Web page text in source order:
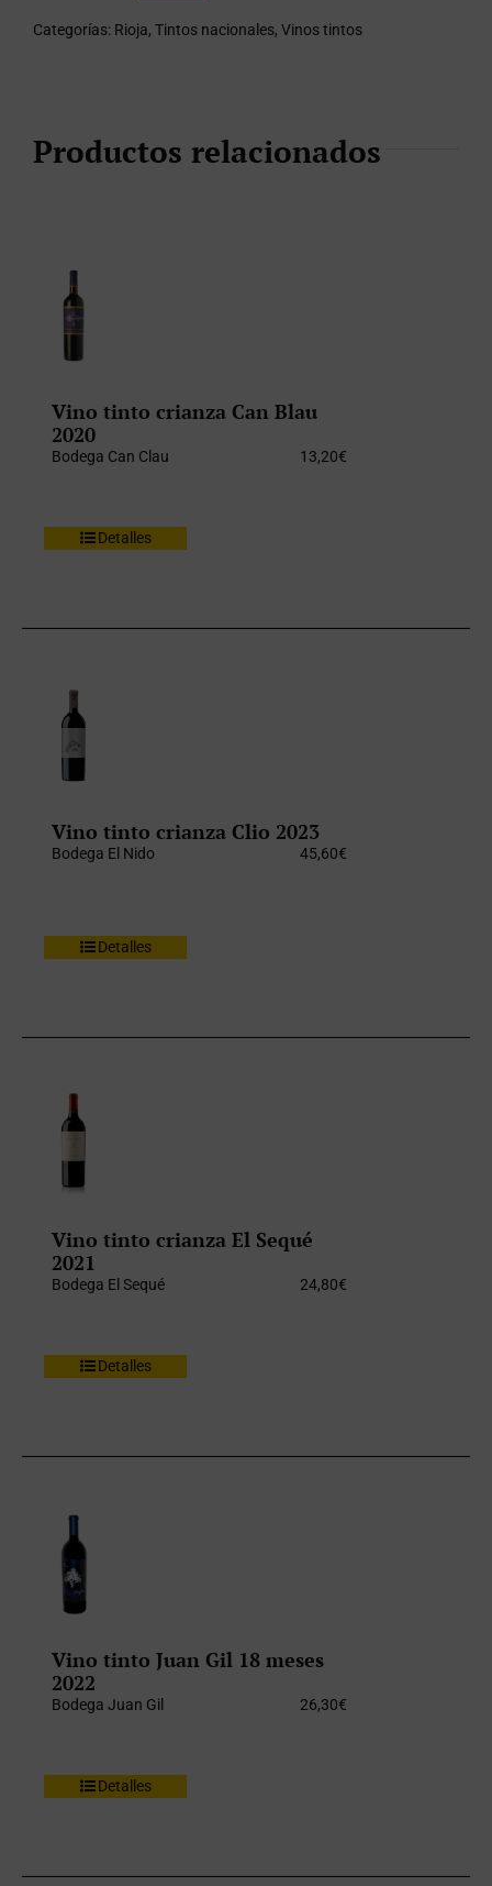
Categorías: Rioja, Tintos nacionales, Vinos tintos
Productos relacionados
Vino tinto crianza Can Blau
2020
Bodega Can Clau 13,20€
Detalles
Vino tinto crianza Clio 2023
Bodega El Nido 45,60€
Detalles
Vino tinto crianza El Sequé
2021
Bodega El Sequé 24,80€
Detalles
Vino tinto Juan Gil 18 meses
2022
Bodega Juan Gil 26,30€
Detalles